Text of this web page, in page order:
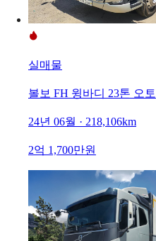
실매물
볼보 FH 윙바디 23톤 오토
24년 06월 · 218,106km
2억 1,700만원